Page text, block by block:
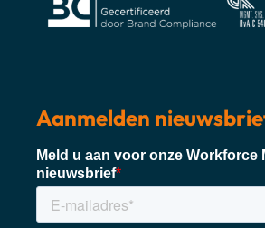
Aanmelden